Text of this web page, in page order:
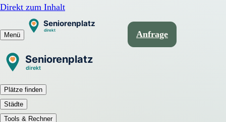
Direkt zum Inhalt
Menü Anfrage
Plätze finden
Städte
Tools & Rechner